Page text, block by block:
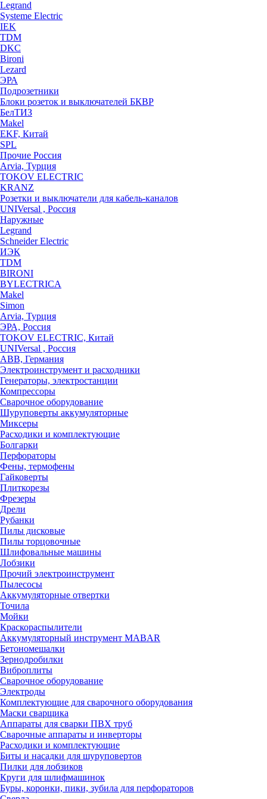
Legrand
Systeme Electric
IEK
TDM
DKC
Bironi
Lezard
ЭРА
Подрозетники
Блоки розеток и выключателей БКВР
БелТИЗ
Makel
EKF, Китай
SPL
Прочие Россия
Arvia, Турция
TOKOV ELECTRIC
KRANZ
Розетки и выключатели для кабель-каналов
UNIVersal , Россия
Наружные
Legrand
Schneider Electric
ИЭК
TDM
BIRONI
BYLECTRICA
Makel
Simon
Arvia, Турция
ЭРА, Россия
TOKOV ELECTRIC, Китай
UNIVersal , Россия
ABB, Германия
Электроинструмент и расходники
Генераторы, электростанции
Компрессоры
Сварочное оборудование
Шуруповерты аккумуляторные
Миксеры
Расходики и комплектующие
Болгарки
Перфораторы
Фены, термофены
Гайковерты
Плиткорезы
Фрезеры
Дрели
Рубанки
Пилы дисковые
Пилы торцовочные
Шлифовальные машины
Лобзики
Прочий электроинструмент
Пылесосы
Аккумуляторные отвертки
Точила
Мойки
Краскораспылители
Аккумуляторный инструмент MABAR
Бетономешалки
Зернодробилки
Виброплиты
Сварочное оборудование
Электроды
Комплектующие для сварочного оборудования
Маски сварщика
Аппараты для сварки ПВХ труб
Сварочные аппараты и инверторы
Расходики и комплектующие
Биты и насадки для шуруповертов
Пилки для лобзиков
Круги для шлифмашинок
Буры, коронки, пики, зубила для перфораторов